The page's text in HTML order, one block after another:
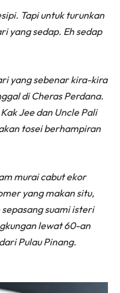
Tapi untuk turunkan
yang sedap. Eh sedap
yang sebenar kira-kira
di Cheras Perdana.
Jee dan Uncle Pali
tosei berhampiran
murai cabut ekor
yang makan situ,
suami isteri
lewat 60-an
Pulau Pinang.